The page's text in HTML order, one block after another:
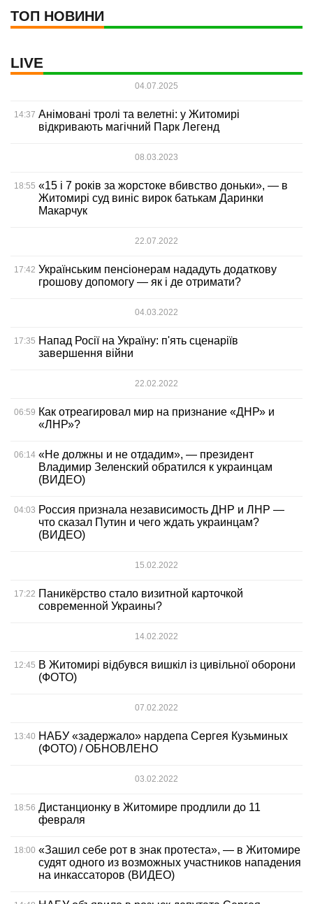
ТОП НОВИНИ
LIVE
04.07.2025
14:37 Анімовані тролі та велетні: у Житомирі
відкривають магічний Парк Легенд
08.03.2023
18:55 «15 і 7 років за жорстоке вбивство доньки», — в
Житомирі суд виніс вирок батькам Даринки
Макарчук
22.07.2022
17:42 Українським пенсіонерам нададуть додаткову
грошову допомогу — як і де отримати?
04.03.2022
17:35 Напад Росії на Україну: п'ять сценаріїв
завершення війни
22.02.2022
06:59 Как отреагировал мир на признание «ДНР» и
«ЛНР»?
06:14 «Не должны и не отдадим», — президент
Владимир Зеленский обратился к украинцам
(ВИДЕО)
04:03 Россия признала независимость ДНР и ЛНР —
что сказал Путин и чего ждать украинцам?
(ВИДЕО)
15.02.2022
17:22 Паникёрство стало визитной карточкой
современной Украины?
14.02.2022
12:45 В Житомирі відбувся вишкіл із цивільної оборони
(ФОТО)
07.02.2022
13:40 НАБУ «задержало» нардепа Сергея Кузьминых
(ФОТО) / ОБНОВЛЕНО
03.02.2022
18:56 Дистанционку в Житомире продлили до 11
февраля
18:00 «Зашил себе рот в знак протеста», — в Житомире
судят одного из возможных участников нападения
на инкассаторов (ВИДЕО)